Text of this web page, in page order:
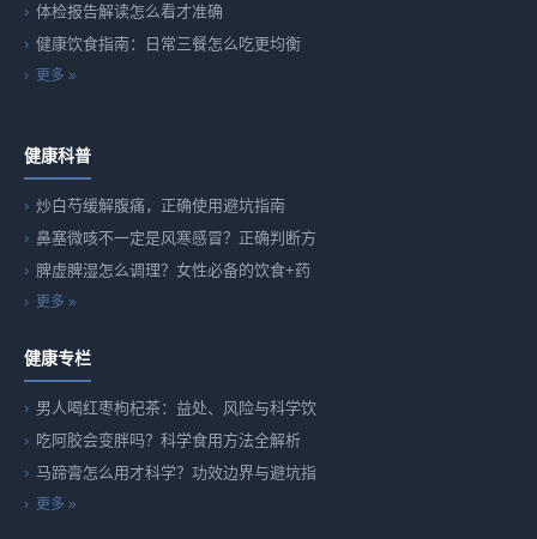
体检报告解读怎么看才准确
健康饮食指南：日常三餐怎么吃更均衡
更多 »
健康科普
炒白芍缓解腹痛，正确使用避坑指南
鼻塞微咳不一定是风寒感冒？正确判断方
脾虚脾湿怎么调理？女性必备的饮食+药
更多 »
健康专栏
男人喝红枣枸杞茶：益处、风险与科学饮
吃阿胶会变胖吗？科学食用方法全解析
马蹄膏怎么用才科学？功效边界与避坑指
更多 »